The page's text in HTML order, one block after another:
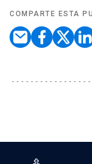
COMPARTE ESTA